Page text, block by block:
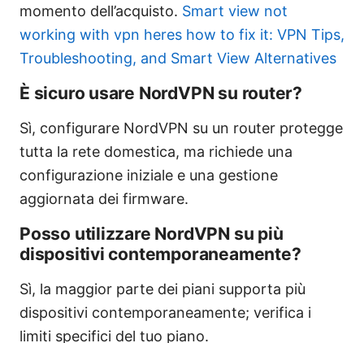
momento dell’acquisto. Smart view not
working with vpn heres how to fix it: VPN Tips,
Troubleshooting, and Smart View Alternatives
È sicuro usare NordVPN su router?
Sì, configurare NordVPN su un router protegge
tutta la rete domestica, ma richiede una
configurazione iniziale e una gestione
aggiornata dei firmware.
Posso utilizzare NordVPN su più
dispositivi contemporaneamente?
Sì, la maggior parte dei piani supporta più
dispositivi contemporaneamente; verifica i
limiti specifici del tuo piano.